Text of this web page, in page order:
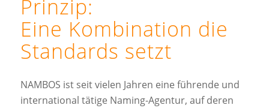
Prinzip:
Eine Kombination die
Standards setzt
NAMBOS ist seit vielen Jahren eine führende und
international tätige Naming-Agentur, auf deren